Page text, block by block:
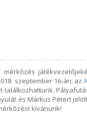
mérkőzés
szeptember 16-án, az
és Márkus Pétert
kívánunk!